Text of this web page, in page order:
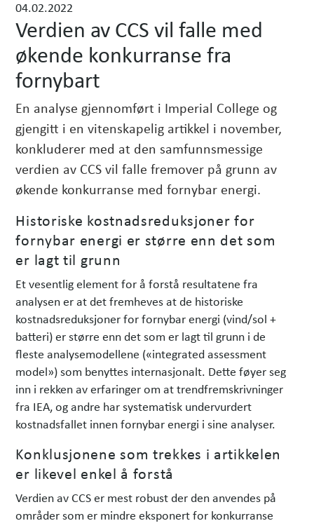
h
e
e
r
04.02.2022
Verdien av CCS vil falle med
økende konkurranse fra
fornybart
En analyse gjennomført i Imperial College og
gjengitt i en vitenskapelig artikkel i november,
konkluderer med at den samfunnsmessige
verdien av CCS vil falle fremover på grunn av
økende konkurranse med fornybar energi.
Historiske kostnadsreduksjoner for
fornybar energi er større enn det som
er lagt til grunn
Et vesentlig element for å forstå resultatene fra
analysen er at det fremheves at de historiske
kostnadsreduksjoner for fornybar energi (vind/sol +
batteri) er større enn det som er lagt til grunn i de
fleste analysemodellene («integrated assessment
model») som benyttes internasjonalt. Dette føyer seg
inn i rekken av erfaringer om at trendfremskrivninger
fra IEA, og andre har systematisk undervurdert
kostnadsfallet innen fornybar energi i sine analyser.
Konklusjonene som trekkes i artikkelen
er likevel enkel å forstå
Verdien av CCS er mest robust der den anvendes på
områder som er mindre eksponert for konkurranse